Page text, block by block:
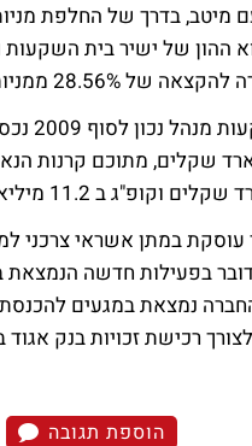
מיטב, בדרך של החלפת
ההון של ישיר בית השקעות
של 28.56% ממניות מיטב.
בית
שקלים, מתוכם קרנות
עוסקת במתן אשראי צרכני
בפעילות חדשה הנמצאת
נמצאת במגעים
רכישת זכויות בנק אגוד
הוספת תגובה